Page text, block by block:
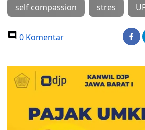
self compassion stres
0 Komentar